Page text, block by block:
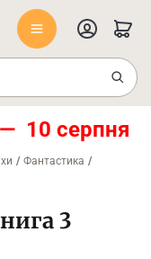
10 серпня
/ Фантастика /
3